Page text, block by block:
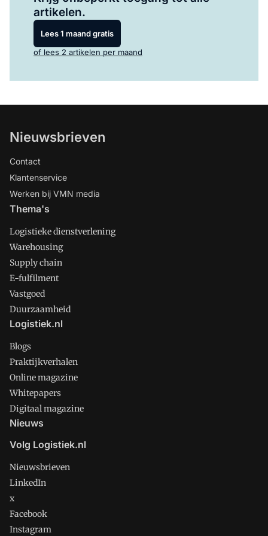
artikelen.
Lees 1 maand gratis
of lees 2 artikelen per maand
Nieuwsbrieven
Contact
Klantenservice
Werken bij VMN media
Thema's
Logistieke dienstverlening
Warehousing
Supply chain
E-fulfilment
Vastgoed
Duurzaamheid
Logistiek.nl
Blogs
Praktijkverhalen
Online magazine
Whitepapers
Digitaal magazine
Nieuws
Volg Logistiek.nl
Nieuwsbrieven
LinkedIn
x
Facebook
Instagram